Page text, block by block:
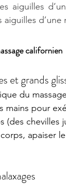
aiguilles
aiguilles
californien
et grands
du
mains pour
(des chevilles
apaiser